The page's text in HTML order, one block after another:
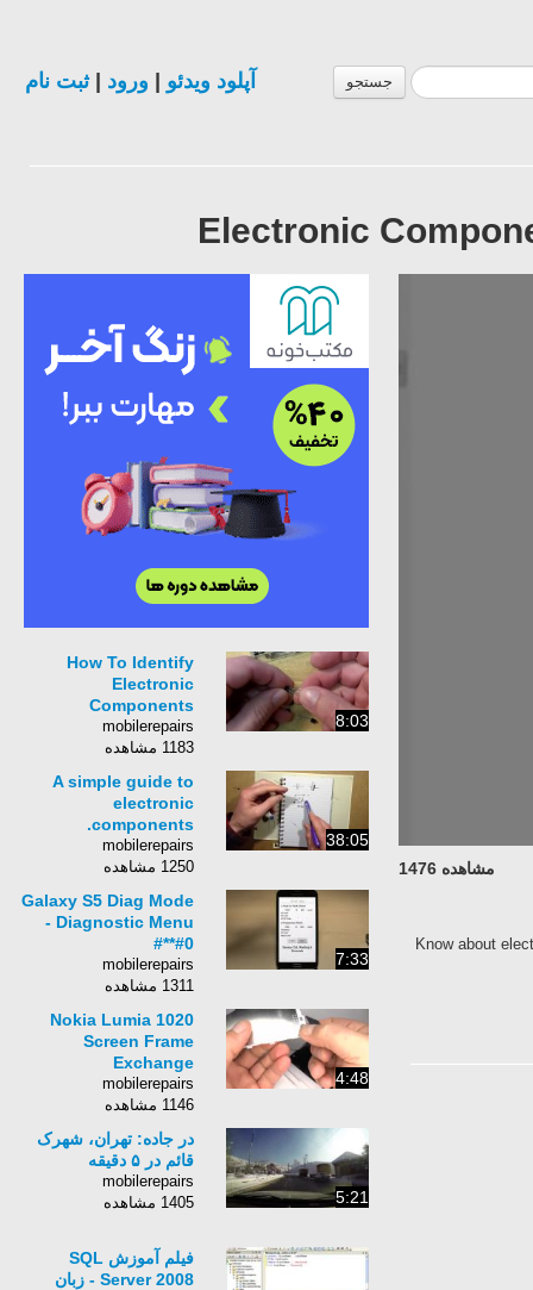
جستجو آپلود ویدئو ورود |ثبت نام
Electronic
مشاهده 1476
Know about
8:03
How To Identify
Electronic
Components
mobilerepairs
1183 مشاهده
38:05
A simple guide to
electronic
components.
mobilerepairs
1250 مشاهده
7:33
Galaxy S5 Diag Mode
- Diagnostic Menu
*#0*#
mobilerepairs
1311 مشاهده
4:48
Nokia Lumia 1020
Screen Frame
Exchange
mobilerepairs
1146 مشاهده
5:21
در جاده: تهران، شهرک
قائم در ۵ دقیقه
mobilerepairs
1405 مشاهده
فیلم آموزش SQL
Server 2008 - زبان